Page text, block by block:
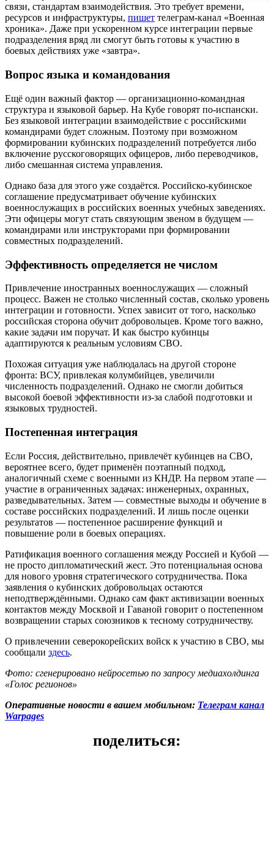
связи, стандартам взаимодействия. Это требует времени,
ресурсов и инфраструктуры, пишет телеграм-канал «Военная
хроника». Даже при ускоренном курсе интеграции первые
подразделения вряд ли смогут быть готовы к участию в
боевых действиях уже «завтра».
Вопрос языка и командования
Ещё один важный фактор — организационно-командная
структура и языковой барьер. На Кубе говорят по-испански.
Без языковой интеграции взаимодействие с российскими
командирами будет сложным. Поэтому при возможном
формировании кубинских подразделений потребуется либо
включение русскоговорящих офицеров, либо переводчиков,
либо смешанная система управления.
Однако база для этого уже создаётся. Российско-кубинское
соглашение предусматривает обучение кубинских
военнослужащих в российских военных учебных заведениях.
Эти офицеры могут стать связующим звеном в будущем —
командирами или инструкторами при формировании
совместных подразделений.
Эффективность определяется не числом
Привлечение иностранных военнослужащих — сложный
процесс. Важен не столько численный состав, сколько уровень
интеграции и готовности. Успех зависит от того, насколько
российская сторона обучит добровольцев. Кроме того важно,
какие задачи им поручат. И как быстро кубинцы
адаптируются к реальным условиям СВО.
Похожая ситуация уже наблюдалась на другой стороне
фронта: ВСУ, привлекая колумбийцев, увеличили
численность подразделений. Однако не смогли добиться
высокой боевой эффективности из-за слабой подготовки и
языковых трудностей.
Постепенная интеграция
Если Россия, действительно, привлечёт кубинцев на СВО,
вероятнее всего, будет применён поэтапный подход,
аналогичный схеме с военными из КНДР. На первом этапе —
участие в ограниченных задачах: инженерных, охранных,
разведывательных. Затем — совместные выходы и обучение в
составе российских подразделений. И лишь после оценки
результатов — постепенное расширение функций и
повышение роли в боевых операциях.
Ратификация военного соглашения между Россией и Кубой —
не просто дипломатический жест. Это потенциальная основа
для нового уровня стратегического сотрудничества. Пока
заявления о кубинских добровольцах остаются
неподтверждёнными. Однако сам факт активизации военных
контактов между Москвой и Гаваной говорит о постепенном
возвращении старых союзников к тесному сотрудничеству.
О привлечении северокорейских войск к участию в СВО, мы
сообщали здесь.
Фото: сгенерировано нейросетью по запросу медиахолдинга
«Голос регионов»
Оперативные новости в вашем мобильном: Телеграм канал
Warpages
поделиться: